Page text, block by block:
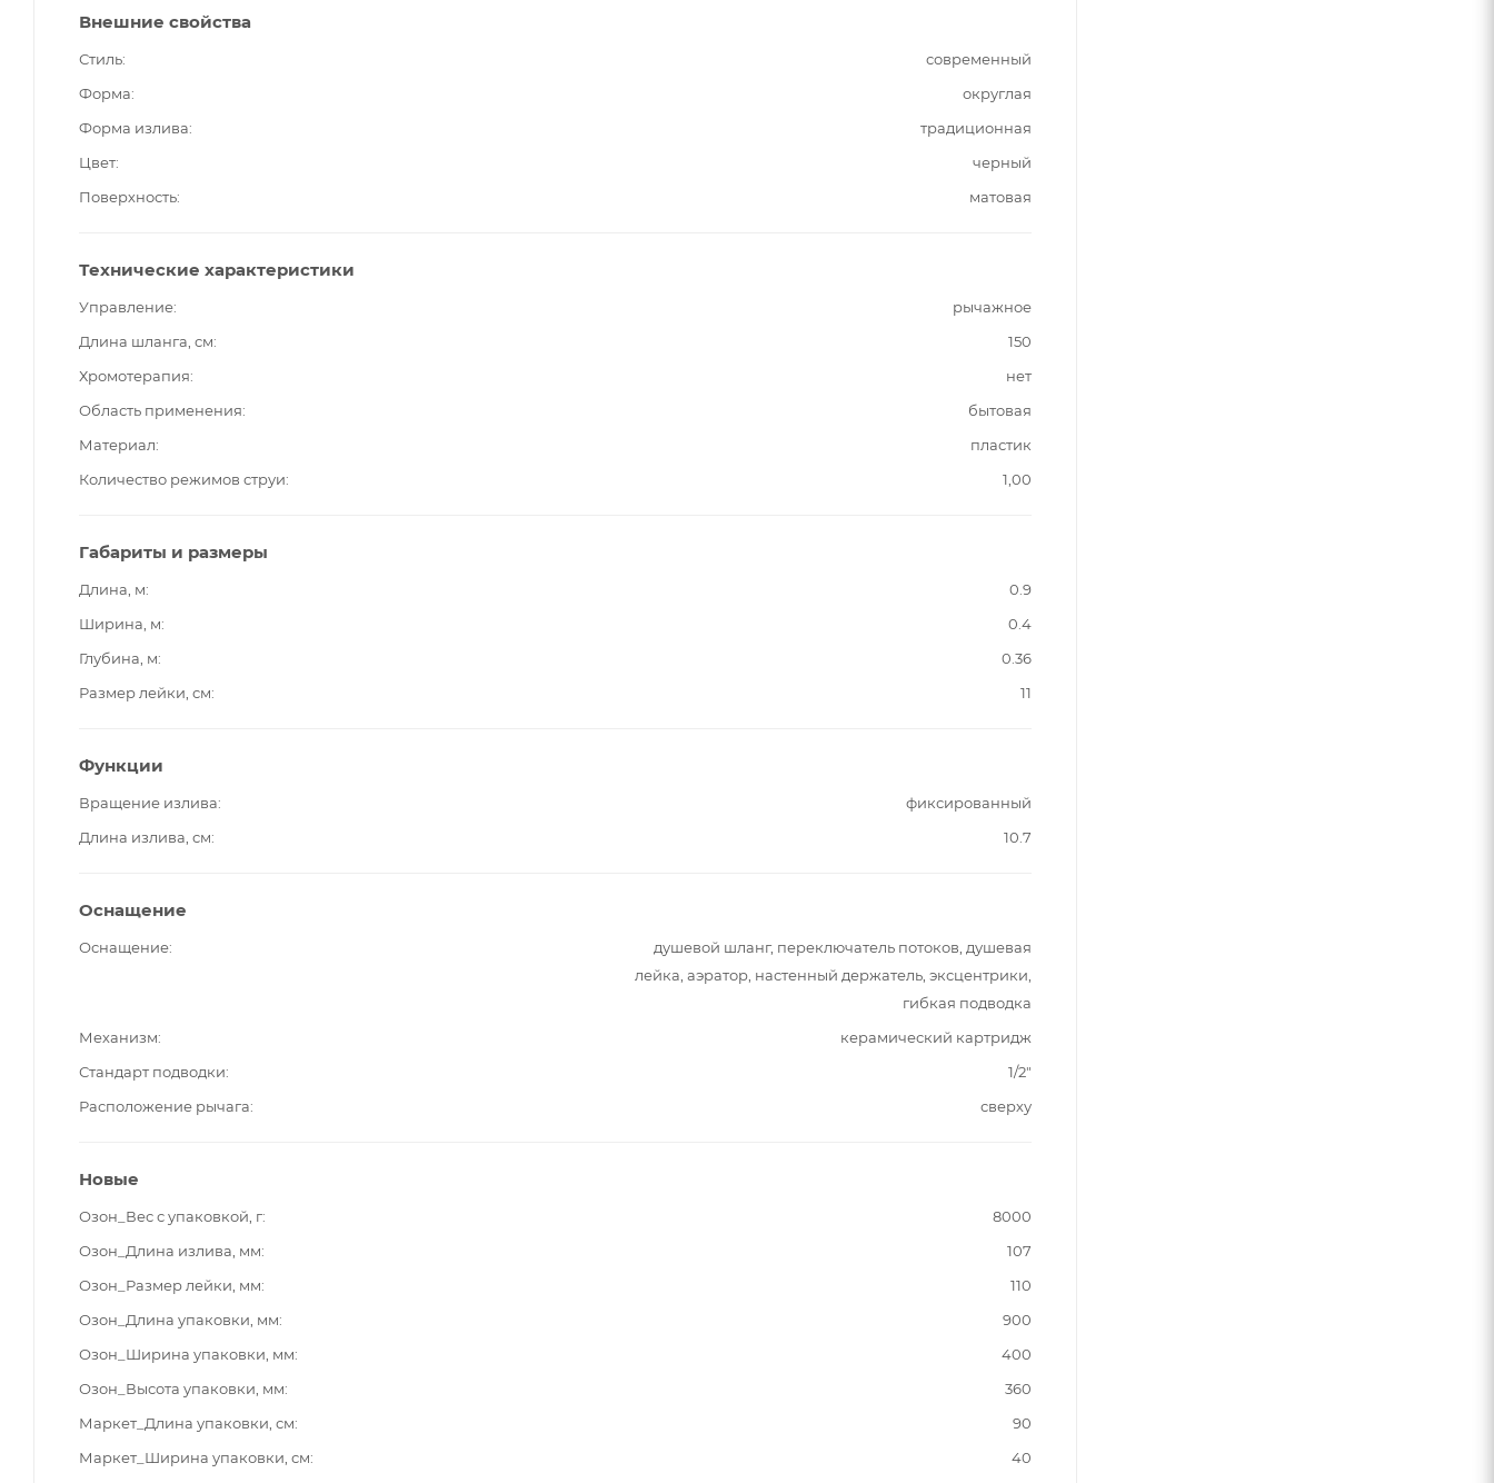
Внешние свойства
Стиль
современный
Форма
округлая
Форма излива
традиционная
Цвет
черный
Поверхность
матовая
Технические характеристики
Управление
рычажное
Длина шланга, см
150
Хромотерапия
нет
Область применения
бытовая
Материал
пластик
Количество режимов струи
1,00
Габариты и размеры
Длина, м
0.9
Ширина, м
0.4
Глубина, м
0.36
Размер лейки, см
11
Функции
Вращение излива
фиксированный
Длина излива, см
10.7
Оснащение
Оснащение
душевой шланг, переключатель потоков, душевая
лейка, аэратор, настенный держатель, эксцентрики,
гибкая подводка
Механизм
керамический картридж
Стандарт подводки
1/2"
Расположение рычага
сверху
Новые
Озон_Вес с упаковкой, г
8000
Озон_Длина излива, мм
107
Озон_Размер лейки, мм
110
Озон_Длина упаковки, мм
900
Озон_Ширина упаковки, мм
400
Озон_Высота упаковки, мм
360
Маркет_Длина упаковки, см
90
Маркет_Ширина упаковки, см
40